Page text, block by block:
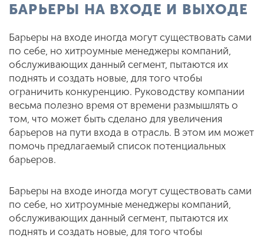
БАРЬЕРЫ НА ВХОДЕ И ВЫХОДЕ
Барьеры на входе иногда могут существовать сами
по себе, но хитроумные менеджеры компаний,
обслуживающих данный сегмент, пытаются их
поднять и создать новые, для того чтобы
ограничить конкуренцию. Руководству компании
весьма полезно время от времени размышлять о
том, что может быть сделано для увеличения
барьеров на пути входа в отрасль. В этом им может
помочь предлагаемый список потенциальных
барьеров.
Барьеры на входе иногда могут существовать сами
по себе, но хитроумные менеджеры компаний,
обслуживающих данный сегмент, пытаются их
поднять и создать новые, для того чтобы